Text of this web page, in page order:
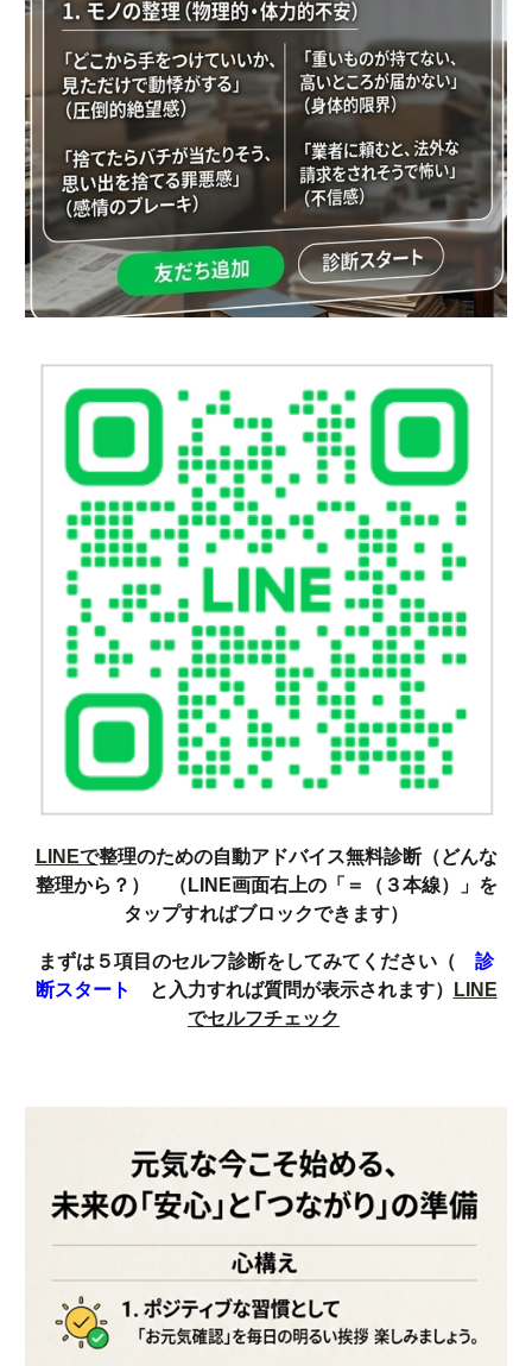
LINEで整理のための自動アドバイス無料診断（どんな
整理から？） （LINE画面右上の「＝（３本線）」を
タップすればブロックできます）
まずは５項目のセルフ診断をしてみてください（ 診
断スタート
と入力すれば質問が表示されます）
LINE
でセルフチェック